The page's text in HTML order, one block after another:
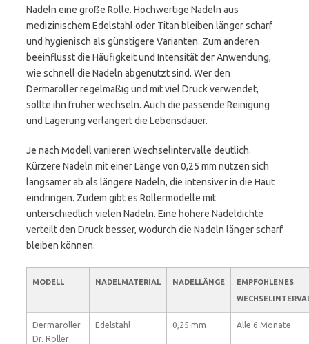
Nadeln eine große Rolle. Hochwertige Nadeln aus
medizinischem Edelstahl oder Titan bleiben länger scharf
und hygienisch als günstigere Varianten. Zum anderen
beeinflusst die Häufigkeit und Intensität der Anwendung,
wie schnell die Nadeln abgenutzt sind. Wer den
Dermaroller regelmäßig und mit viel Druck verwendet,
sollte ihn früher wechseln. Auch die passende Reinigung
und Lagerung verlängert die Lebensdauer.
Je nach Modell variieren Wechselintervalle deutlich.
Kürzere Nadeln mit einer Länge von 0,25 mm nutzen sich
langsamer ab als längere Nadeln, die intensiver in die Haut
eindringen. Zudem gibt es Rollermodelle mit
unterschiedlich vielen Nadeln. Eine höhere Nadeldichte
verteilt den Druck besser, wodurch die Nadeln länger scharf
bleiben können.
MODELL NADELMATERIAL NADELLÄNGE
EMPFOHLENES
Dermaroller
Dr. Roller
Edelstahl 0,25 mm Alle 6 Monate